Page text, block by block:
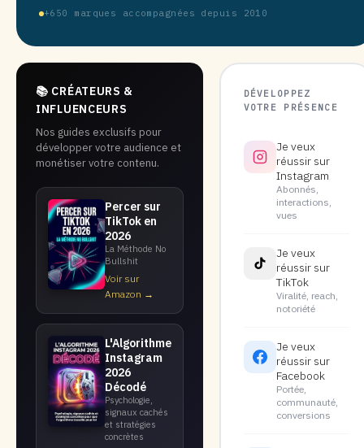
+650 marques accompagnées depuis 2010
📚 CRÉATEURS &
INFLUENCEURS
Nos guides exclusifs pour
développer votre audience et
monétiser votre contenu.
Percer sur
TikTok en
2026
La Méthode No
Bullshit
Voir sur
Amazon →
L'Algorithme
Instagram
2026
Décodé
Psychologie,
signaux cachés
et stratégies
concrètes
DÉVELOPPEZ
VOTRE PRÉSENCE
Je veux
réussir sur
Instagram
Abonnés,
interactions,
vues
Je veux
réussir sur
TikTok
Viralité, reach,
notoriété
Je veux
réussir sur
Facebook
Portée,
communauté,
conversions